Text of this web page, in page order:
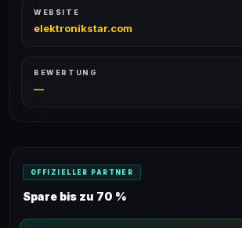
WEBSITE
elektronikstar.com
BEWERTUNG
—
OFFIZIELLER PARTNER
Spare bis zu 70 %